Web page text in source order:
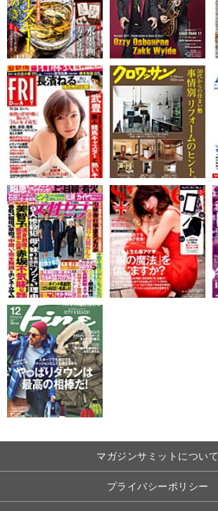
マガジンサミットについて
プライバシーポリシー